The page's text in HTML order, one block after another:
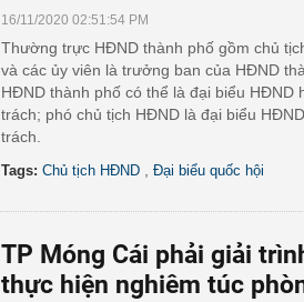
16/11/2020 02:51:54 PM
Thường trực HĐND thành phố gồm chủ
và các ủy viên là trưởng ban của HĐND
HĐND thành phố có thể là đại biểu HĐND
trách; phó chủ tịch HĐND là đại biểu
trách.
Tags: Chủ tịch HĐND Đại biểu quốc hội
TP Móng Cái phải giải
thực hiện nghiêm túc